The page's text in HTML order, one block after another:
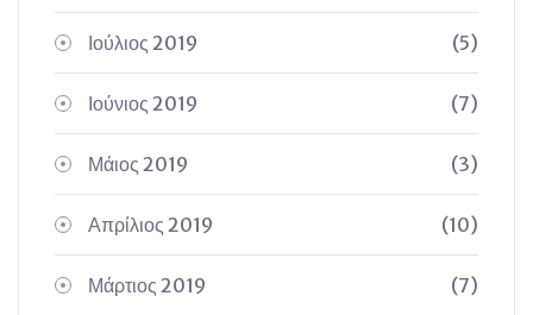
Ιούλιος 2019 (5)
Ιούνιος 2019 (7)
Μάιος 2019 (3)
Απρίλιος 2019 (10)
Μάρτιος 2019 (7)